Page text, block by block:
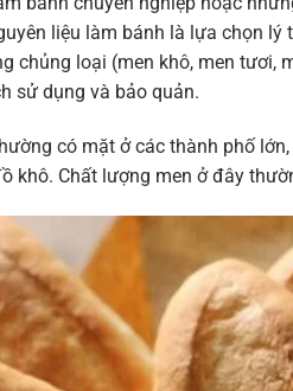
liệu làm bánh là lựa chọn
chủng loại (men khô, men tươi,
sử dụng và bảo quản.
có mặt ở các thành phố
khô. Chất lượng men ở đây